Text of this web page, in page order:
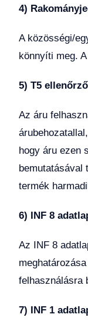
4)
A közösségi/
könnyíti meg.
5) T5
Az áru
hogy áru ezen
bemutatásával
termék
6) INF 8
Az INF 8
felhasználásra
7) INF 1